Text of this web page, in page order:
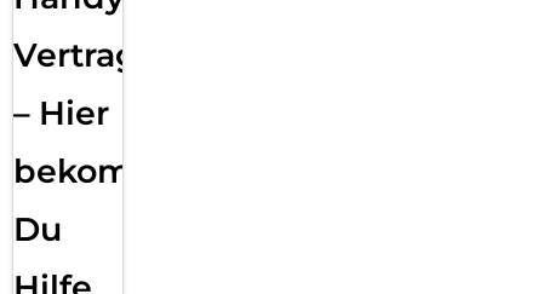
Vertragsabwicklung
– Hier
bekommst
Du